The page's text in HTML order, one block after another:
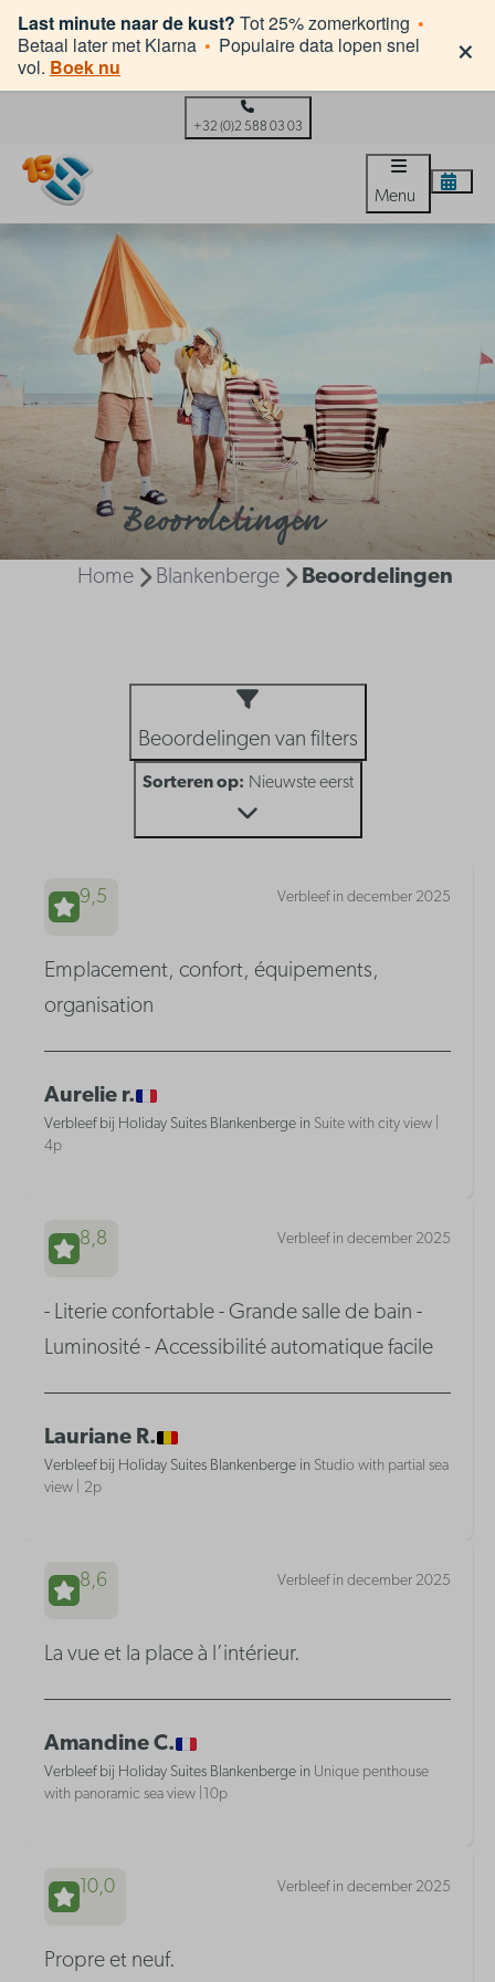
Last minute naar de kust? Tot 25% zomerkorting •
Betaal later met Klarna • Populaire data lopen snel
vol. Boek nu ×
+32 (0)2 588 03 03
Menu
Beoordelingen
Home Blankenberge Beoordelingen
Beoordelingen van filters
Sorteren op: Nieuwste eerst
9,5 Verbleef in december 2025
Emplacement, confort, équipements,
organisation
Aurelie r.
Verbleef bij Holiday Suites Blankenberge in Suite with city view |
4p
8,8 Verbleef in december 2025
- Literie confortable - Grande salle de bain -
Luminosité - Accessibilité automatique facile
Lauriane R.
Verbleef bij Holiday Suites Blankenberge in Studio with partial sea
view | 2p
8,6 Verbleef in december 2025
La vue et la place à l’intérieur.
Amandine C.
Verbleef bij Holiday Suites Blankenberge in Unique penthouse
with panoramic sea view |10p
10,0 Verbleef in december 2025
Propre et neuf.